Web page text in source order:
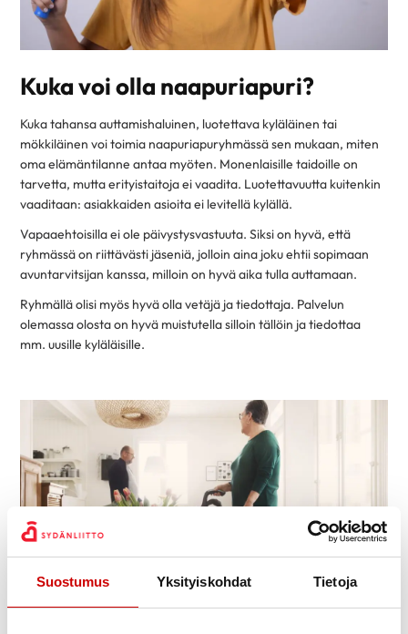
Suostumus Yksityiskohdat Tietoja
Kuka voi olla naapuriapuri?
Kuka tahansa auttamishaluinen, luotettava kyläläinen tai
mökkiläinen voi toimia naapuriapuryhmässä sen mukaan, miten
oma elämäntilanne antaa myöten. Monenlaisille taidoille on
tarvetta, mutta erityistaitoja ei vaadita. Luotettavuutta kuitenkin
vaaditaan: asiakkaiden asioita ei levitellä kylällä.
Vapaaehtoisilla ei ole päivystysvastuuta. Siksi on hyvä, että
ryhmässä on riittävästi jäseniä, jolloin aina joku ehtii sopimaan
avuntarvitsijan kanssa, milloin on hyvä aika tulla auttamaan.
Ryhmällä olisi myös hyvä olla vetäjä ja tiedottaja. Palvelun
olemassa olosta on hyvä muistutella silloin tällöin ja tiedottaa
mm. uusille kyläläisille.